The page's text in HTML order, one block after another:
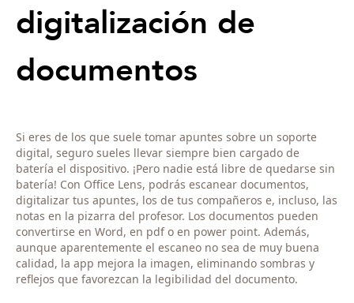
digitalización de
documentos
Si eres de los que suele tomar apuntes sobre un soporte
digital, seguro sueles llevar siempre bien cargado de
batería el dispositivo. ¡Pero nadie está libre de quedarse sin
batería! Con Office Lens, podrás escanear documentos,
digitalizar tus apuntes, los de tus compañeros e, incluso, las
notas en la pizarra del profesor. Los documentos pueden
convertirse en Word, en pdf o en power point. Además,
aunque aparentemente el escaneo no sea de muy buena
calidad, la app mejora la imagen, eliminando sombras y
reflejos que favorezcan la legibilidad del documento.